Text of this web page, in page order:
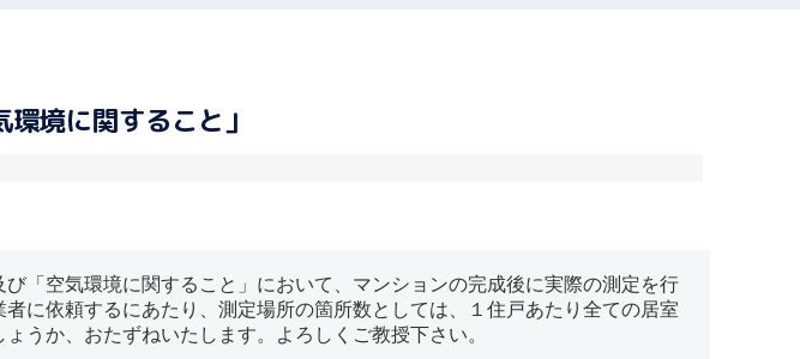
境に関すること」
「空気環境に関すること」において、マンションの完成後に実際の測定を行
に依頼するにあたり、測定場所の箇所数としては、１住戸あたり全ての居室
うか、おたずねいたします。よろしくご教授下さい。